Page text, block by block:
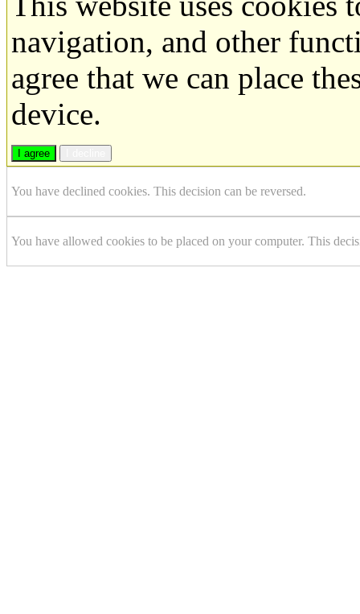
navigation, and other
agree that we can place
device.
I agree
You have declined cookies. This decision can be reversed.
You have allowed cookies to be placed on your computer. This